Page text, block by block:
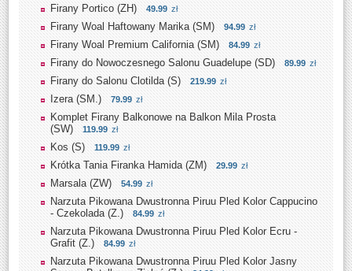
Firany Portico (ZH) 49.99 zł
Firany Woal Haftowany Marika (SM) 94.99 zł
Firany Woal Premium California (SM) 84.99 zł
Firany do Nowoczesnego Salonu Guadelupe (SD) 89.99 zł
Firany do Salonu Clotilda (S) 219.99 zł
Izera (SM.) 79.99 zł
Komplet Firany Balkonowe na Balkon Mila Prosta
(SW)
119.99 zł
Kos (S) 119.99 zł
Krótka Tania Firanka Hamida (ZM) 29.99 zł
Marsala (ZW) 54.99 zł
Narzuta Pikowana Dwustronna Piruu Pled Kolor Cappucino
- Czekolada (Z.)
84.99 zł
Narzuta Pikowana Dwustronna Piruu Pled Kolor Ecru -
Grafit (Z.)
84.99 zł
Narzuta Pikowana Dwustronna Piruu Pled Kolor Jasny